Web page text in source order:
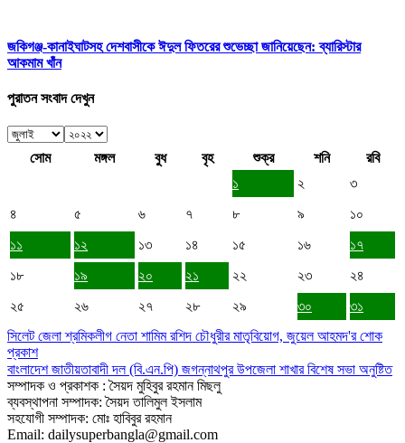
জকিগঞ্জ-কানাইঘাটসহ দেশবাসীকে ঈদুল ফিতরের শুভেচ্ছা জানিয়েছেন: ব্যারিস্টার
আকমাম খাঁন
পুরাতন সংবাদ দেখুন
সোম মঙ্গল বুধ বৃহ শুক্র শনি
রবি
১
২
৩
৪
৫ ৬ ৭ ৮ ৯
১০
১১
১২ ১৩ ১৪ ১৫ ১৬
১৭
১৮
১৯ ২০ ২১ ২২ ২৩
২৪
২৫
২৬ ২৭ ২৮ ২৯ ৩০
৩১
সিলেট জেলা শ্রমিকলীগ নেতা শামিম রশিদ চৌধুরীর মাতৃবিয়োগ, জুয়েল আহমদ'র শোক
প্রকাশ
বাংলাদেশ জাতীয়তাবাদী দল (বি.এন.পি) জগন্নাথপুর উপজেলা শাখার বিশেষ সভা অনুষ্টিত
সম্পাদক ও প্রকাশক : সৈয়দ মুহিবুর রহমান মিছলু
ব্যবস্থাপনা সম্পাদক: সৈয়দ তালিমুল ইসলাম
সহযোগী সম্পাদক: মোঃ হাবিবুর রহমান
Email: dailysuperbangla@gmail.com